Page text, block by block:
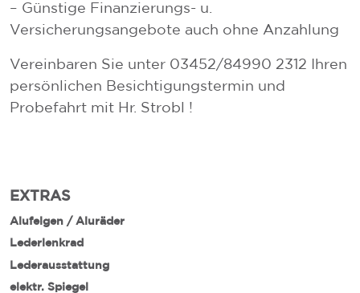
– Günstige Finanzierungs- u.
Versicherungsangebote auch ohne Anzahlung
Vereinbaren Sie unter 03452/84990 2312 Ihren
persönlichen Besichtigungstermin und
Probefahrt mit Hr. Strobl !
EXTRAS
Alufelgen / Aluräder
Lederlenkrad
Lederausstattung
elektr. Spiegel